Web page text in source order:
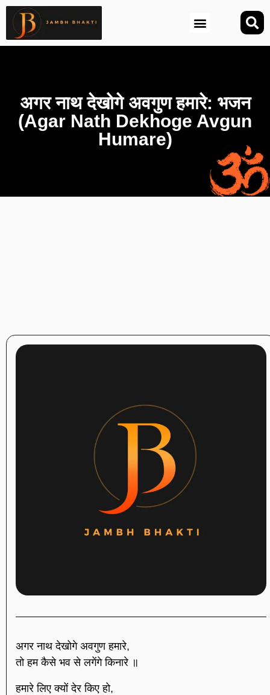
अगर नाथ देखोगे अवगुण हमारे: भजन
(Agar Nath Dekhoge Avgun
Humare)
अगर नाथ देखोगे अवगुण हमारे,
तो हम कैसे भव से लगेंगे किनारे ॥
हमारे लिए क्यों देर किए हो,